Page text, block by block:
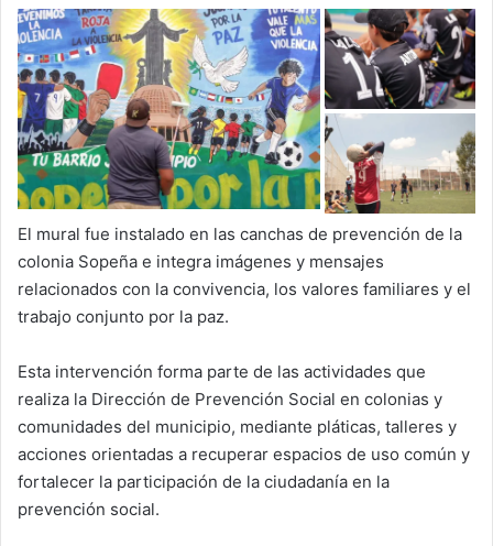
El mural fue instalado en las canchas de prevención de la
colonia Sopeña e integra imágenes y mensajes
relacionados con la convivencia, los valores familiares y el
trabajo conjunto por la paz.
Esta intervención forma parte de las actividades que
realiza la Dirección de Prevención Social en colonias y
comunidades del municipio, mediante pláticas, talleres y
acciones orientadas a recuperar espacios de uso común y
fortalecer la participación de la ciudadanía en la
prevención social.